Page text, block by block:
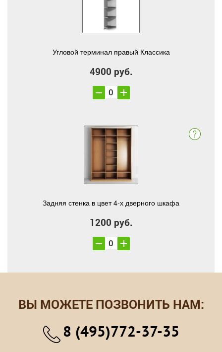
Угловой терминал правый Классика
4900 руб.
Задняя стенка в цвет 4-х дверного шкафа
1200 руб.
ВЫ МОЖЕТЕ ПОЗВОНИТЬ НАМ:
8 (495)772-37-35